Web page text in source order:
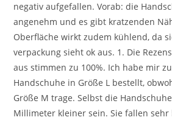
negativ aufgefallen. Vorab: die
angenehm und es gibt kratzenden
Oberfläche wirkt zudem kühlend, da
verpackung sieht ok aus. 1. Die
aus stimmen zu 100%. Ich habe mir
Handschuhe in Größe L bestellt,
Größe M trage. Selbst die
Millimeter kleiner sein. Sie fallen sehr